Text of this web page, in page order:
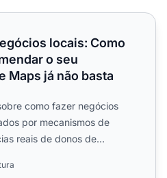
Como você faz a IA
locais: Como
o seu
Maps já não basta
como fazer negócios
por mecanismos de
reais de donos de